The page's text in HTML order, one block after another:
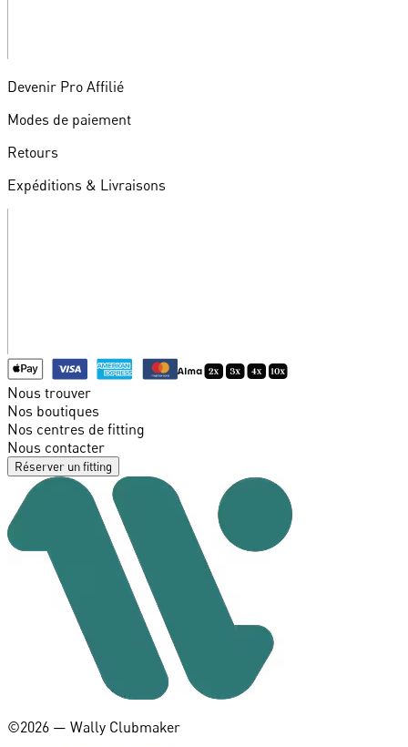
Devenir Pro Affilié
Modes de paiement
Retours
Expéditions & Livraisons
Nous trouver
Nos boutiques
Nos centres de fitting
Nous contacter
Réserver un fitting
©️2026 — Wally Clubmaker